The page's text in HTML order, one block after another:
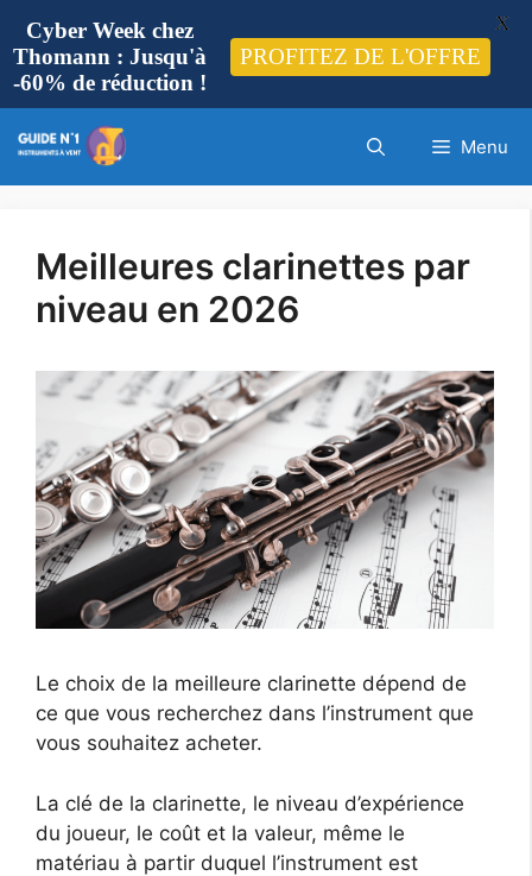
au
contenu
Menu
Meilleures clarinettes par
niveau en 2026
Le choix de la meilleure clarinette dépend de
ce que vous recherchez dans l’instrument que
vous souhaitez acheter.
La clé de la clarinette, le niveau d’expérience
du joueur, le coût et la valeur, même le
matériau à partir duquel l’instrument est
Cyber Week chez
Thomann : Jusqu'à
-60% de réduction !
PROFITEZ DE L'OFFRE
X